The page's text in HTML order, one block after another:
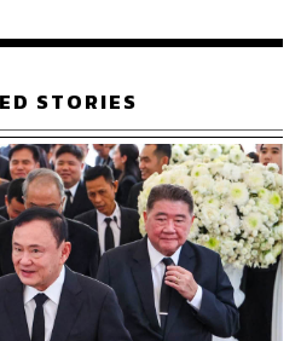
THE AUTHOR
TEAM
ณาธิการ THE STANDARD
STORIES